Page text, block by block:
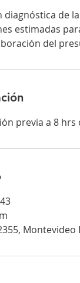
diagnóstica de
estimadas
del
previa a 8